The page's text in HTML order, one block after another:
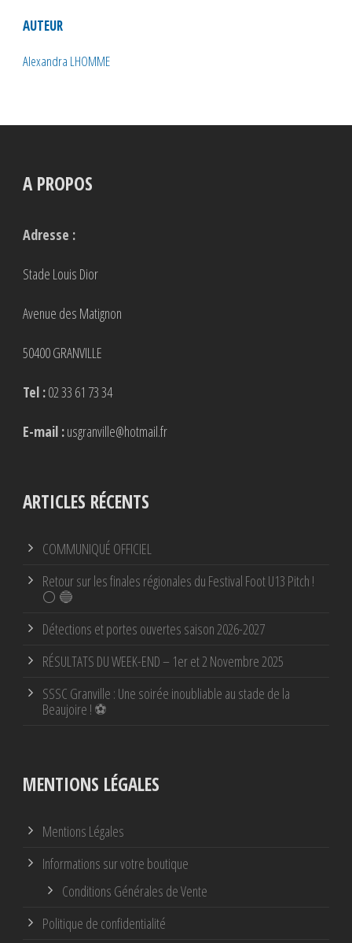
AUTEUR
Alexandra LHOMME
A PROPOS
Adresse :
Stade Louis Dior
Avenue des Matignon
50400 GRANVILLE
Tel :02 33 61 73 34
E-mail :usgranville@hotmail.fr
ARTICLES RÉCENTS
COMMUNIQUÉ OFFICIEL
Retour sur les finales régionales du Festival Foot U13 Pitch !
⚪ 🔵
Détections et portes ouvertes saison 2026-2027
RÉSULTATS DU WEEK-END – 1er et 2 Novembre 2025
SSSC Granville : Une soirée inoubliable au stade de la
Beaujoire ! ⚽
MENTIONS LÉGALES
Mentions Légales
Informations sur votre boutique
Conditions Générales de Vente
Politique de confidentialité